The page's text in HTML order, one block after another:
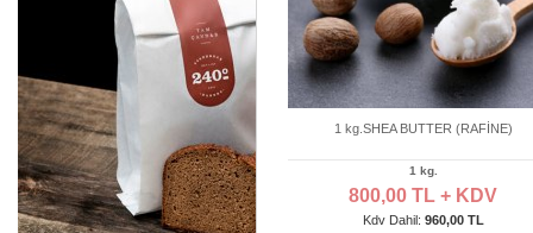
1 kg.SHEA BUTTER (RAFİNE)
1 kg.
800,00 TL + KDV
Kdv Dahil: 960,00 TL